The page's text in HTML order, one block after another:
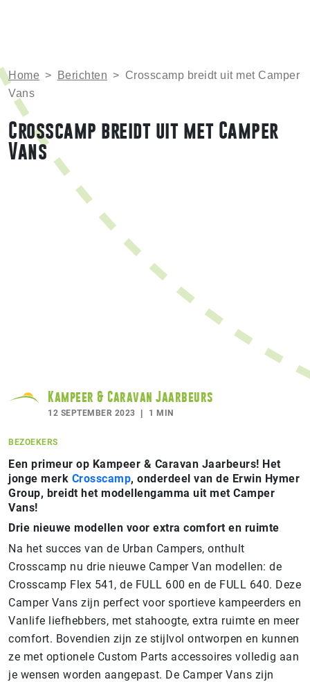
Home > Berichten > Crosscamp breidt uit met Camper
Vans
Crosscamp breidt uit met Camper
Vans
Kampeer & Caravan Jaarbeurs
12 SEPTEMBER 2023 1 MIN
BEZOEKERS
Een primeur op Kampeer & Caravan Jaarbeurs! Het
jonge merk Crosscamp, onderdeel van de Erwin Hymer
Group, breidt het modellengamma uit met Camper
Vans!
Drie nieuwe modellen voor extra comfort en ruimte
Na het succes van de Urban Campers, onthult
Crosscamp nu drie nieuwe Camper Van modellen: de
Crosscamp Flex 541, de FULL 600 en de FULL 640. Deze
Camper Vans zijn perfect voor sportieve kampeerders en
Vanlife liefhebbers, met stahoogte, extra ruimte en meer
comfort. Bovendien zijn ze stijlvol ontworpen en kunnen
ze met optionele Custom Parts accessoires volledig aan
je wensen worden aangepast. De Camper Vans zijn